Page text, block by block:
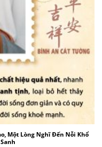
Một Lòng Nghĩ Đến Nỗi Khổ